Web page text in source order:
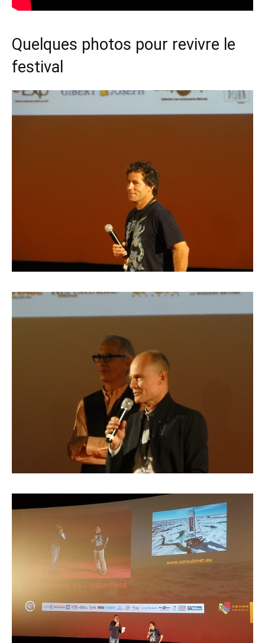
Quelques photos pour revivre le
festival